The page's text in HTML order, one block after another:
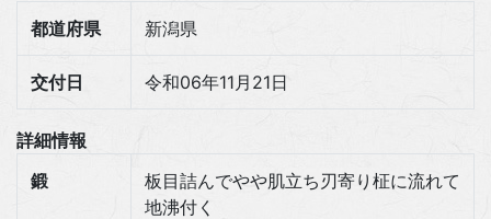
都道府県
新潟県
交付日 令和06年11月21日
詳細情報
鍛
板目詰んでやや肌立ち刃寄り柾に流れて
地沸付く